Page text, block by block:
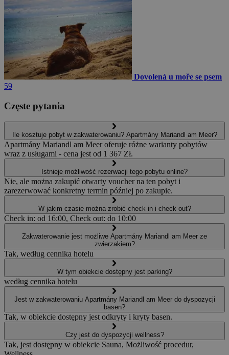
Dovolená u moře se psem
59
Częste pytania
Ile kosztuje pobyt w zakwaterowaniu? Apartmány Mariandl am Meer?
Apartmány Mariandl am Meer oferuje różne warianty pobytów
wraz z usługami - cena jest od 1 367 Zł.
Istnieje możliwość rezerwacji tego pobytu online?
Nie, ale można zakupić otwarty voucher na ten pobyt i
zarezerwować konkretny termin później po zakupie.
W jakim czasie można zrobić check in i check out?
Check in: od 16:00, Check out: do 10:00
Zakwaterowanie jest możliwe Apartmány Mariandl am Meer ze
zwierzakiem?
Tak, według cennika hotelu
W tym obiekcie dostępny jest parking?
według cennika hotelu
Jest w zakwaterowaniu Apartmány Mariandl am Meer do dyspozycji
basen?
Tak, w obiekcie dostępny jest odkryty i kryty basen.
Czy jest do dyspozycji wellness?
Tak, jest dostępny w obiekcie Sauna, Możliwość procedur,